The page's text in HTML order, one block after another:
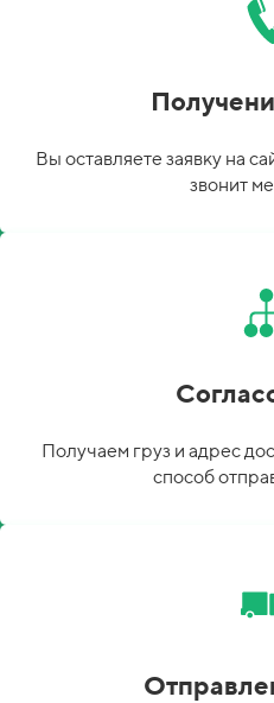
Вы оставляете заявку на
звонит
Получаем груз и адрес
способ